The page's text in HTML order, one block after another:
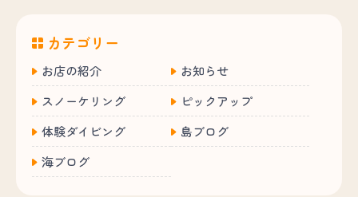
カテゴリー
お店の紹介
お知らせ
スノーケリング
ピックアップ
体験ダイビング
島ブログ
海ブログ